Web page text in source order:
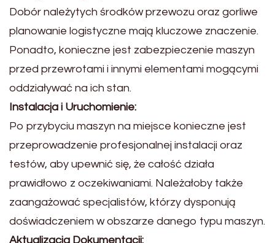
Dobór należytych środków przewozu oraz gorliwe
planowanie logistyczne mają kluczowe znaczenie.
Ponadto, konieczne jest zabezpieczenie maszyn
przed przewrotami i innymi elementami mogącymi
oddziaływać na ich stan.
Instalacja i Uruchomienie:
Po przybyciu maszyn na miejsce konieczne jest
przeprowadzenie profesjonalnej instalacji oraz
testów, aby upewnić się, że całość działa
prawidłowo z oczekiwaniami. Należałoby także
zaangażować specjalistów, którzy dysponują
doświadczeniem w obszarze danego typu maszyn.
Aktualizacja Dokumentacji: